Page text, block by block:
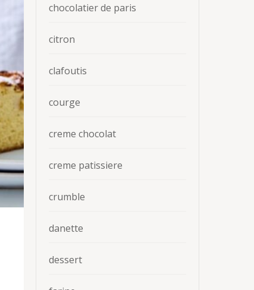
chocolatier de paris
citron
clafoutis
courge
creme chocolat
creme patissiere
crumble
danette
dessert